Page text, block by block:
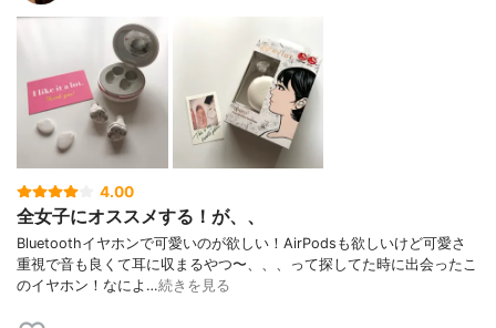
4.00
全女子にオススメする！が、、
Bluetoothイヤホンで可愛いのが欲しい！AirPodsも欲しいけど可愛さ
重視で音も良くて耳に収まるやつ〜、、、って探してた時に出会ったこ
のイヤホン！なによ…続きを見る